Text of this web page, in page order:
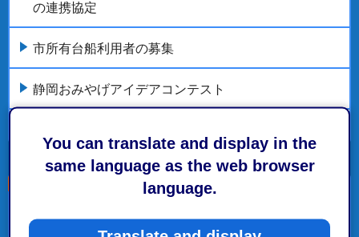
You can translate and display in the
same language as the web browser
language.
の連携協定
市所有台船利用者の募集
静岡おみやげアイデアコンテスト